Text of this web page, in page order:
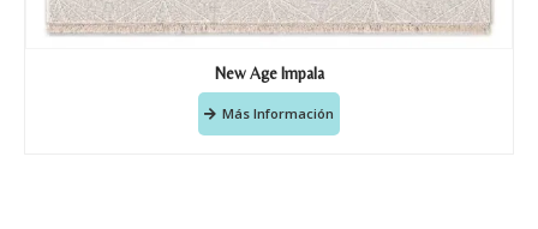
New Age Impala
Más Información